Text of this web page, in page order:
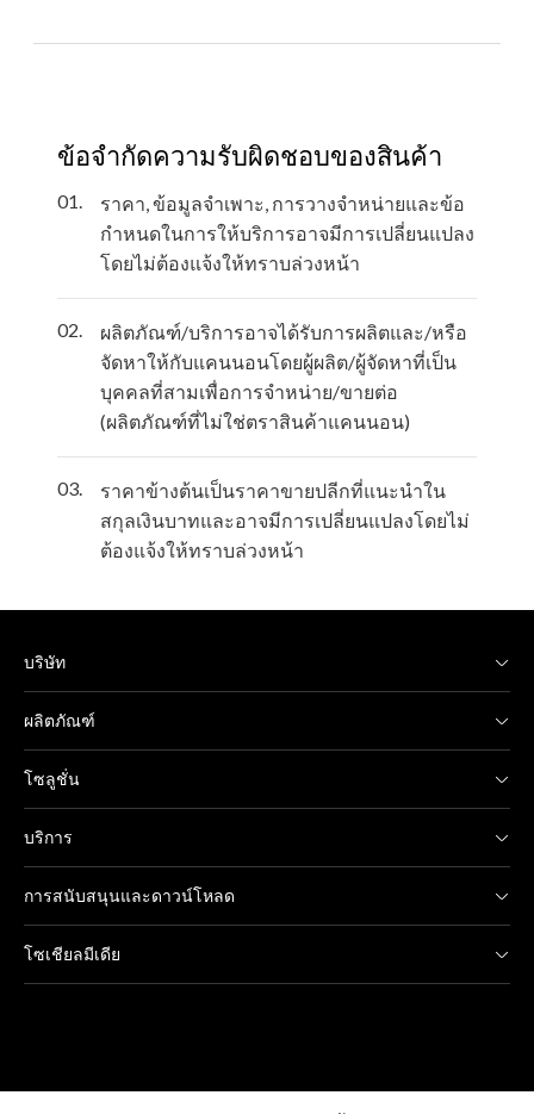
ข้อจำกัดความรับผิดชอบของสินค้า
01.
ราคา, ข้อมูลจำเพาะ, การวางจำหน่ายและข้อ
กำหนดในการให้บริการอาจมีการเปลี่ยนแปลง
โดยไม่ต้องแจ้งให้ทราบล่วงหน้า
02.
ผลิตภัณฑ์/บริการอาจได้รับการผลิตและ/หรือ
จัดหาให้กับแคนนอนโดยผู้ผลิต/ผู้จัดหาที่เป็น
บุคคลที่สามเพื่อการจำหน่าย/ขายต่อ
(ผลิตภัณฑ์ที่ไม่ใช่ตราสินค้าแคนนอน)
03.
ราคาข้างต้นเป็นราคาขายปลีกที่แนะนำใน
สกุลเงินบาทและอาจมีการเปลี่ยนแปลงโดยไม่
ต้องแจ้งให้ทราบล่วงหน้า
บริษัท
ผลิตภัณฑ์
โซลูชั่น
บริการ
การสนับสนุนและดาวน์โหลด
โซเชียลมีเดีย